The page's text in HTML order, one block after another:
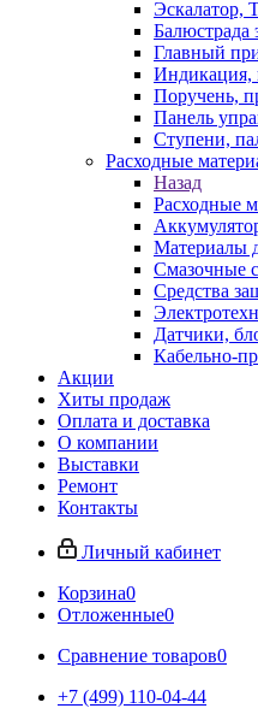
Эскалатор,
Балюстрада
Главный
Индикация,
Поручень,
Панель
Ступени,
Расходные
Назад
Расходные
Материалы
Смазочные
Средства
Датчики,
Кабельно-
Акции
Хиты продаж
Оплата и доставка
О компании
Выставки
Ремонт
Контакты
Личный кабинет
Корзина0
Отложенные0
Сравнение товаров0
+7 (499) 110-04-44